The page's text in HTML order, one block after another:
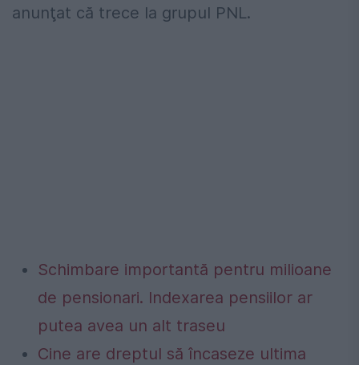
anunţat că trece la grupul PNL.
Schimbare importantă pentru milioane
de pensionari. Indexarea pensiilor ar
putea avea un alt traseu
Cine are dreptul să încaseze ultima